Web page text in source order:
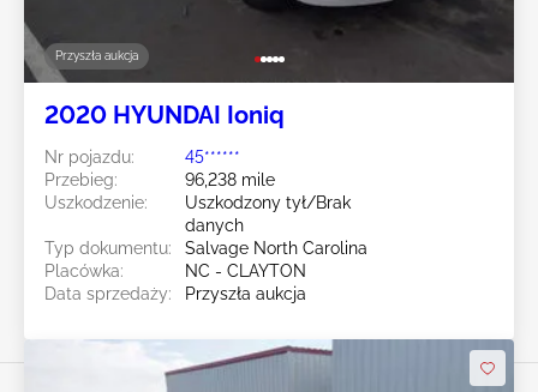
Przyszła aukcja
2020 HYUNDAI Ioniq
Nr pojazdu:
45******
Przebieg:
96,238 mile
Uszkodzenie:
Uszkodzony tył/Brak
danych
Typ dokumentu:
Salvage North Carolina
Placówka:
NC - CLAYTON
Data sprzedaży:
Przyszła aukcja